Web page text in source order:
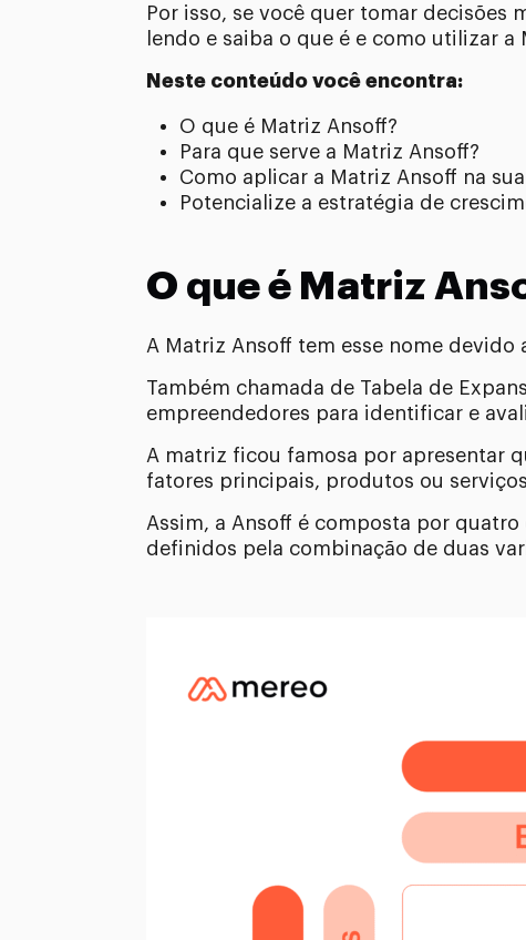
Por isso, se você quer tomar decisões
lendo e saiba o que é e como utilizar a
Neste conteúdo você encontra:
O que é Matriz Ansoff?
Para que serve a Matriz Ansoff?
Como aplicar a Matriz Ansoff na
Potencialize a estratégia de
O que é Matriz
A Matriz Ansoff tem esse nome
Também chamada de Tabela de
empreendedores para identificar e
A matriz ficou famosa por apresentar
fatores principais, produtos ou
Assim, a Ansoff é composta por
definidos pela combinação de duas